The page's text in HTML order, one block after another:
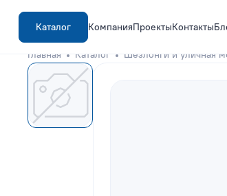
Каталог КомпанияПроектыКонтакты
Главная Каталог Шезлонги и уличная